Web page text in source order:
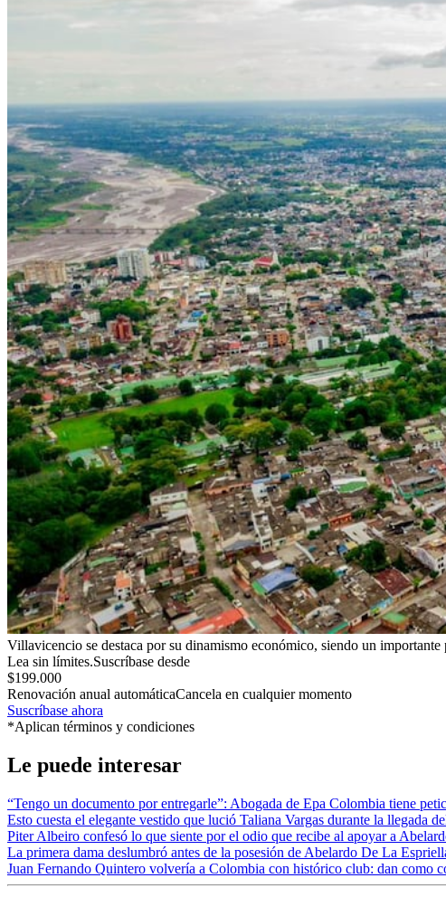
Villavicencio se destaca por su dinamismo económico, siendo un
Lea sin límites.Suscríbase desde
$199.000
Renovación anual automáticaCancela en cualquier momento
Suscríbase ahora
*Aplican términos y condiciones
Le puede interesar
“Tengo un documento por entregarle”: Abogada de Epa Colombia tiene
Esto cuesta el elegante vestido que lució Taliana Vargas durante la llegada
Piter Albeiro confesó lo que siente por el odio que recibe al apoyar a
La primera dama deslumbró antes de la posesión de Abelardo De La
Juan Fernando Quintero volvería a Colombia con histórico club: dan como